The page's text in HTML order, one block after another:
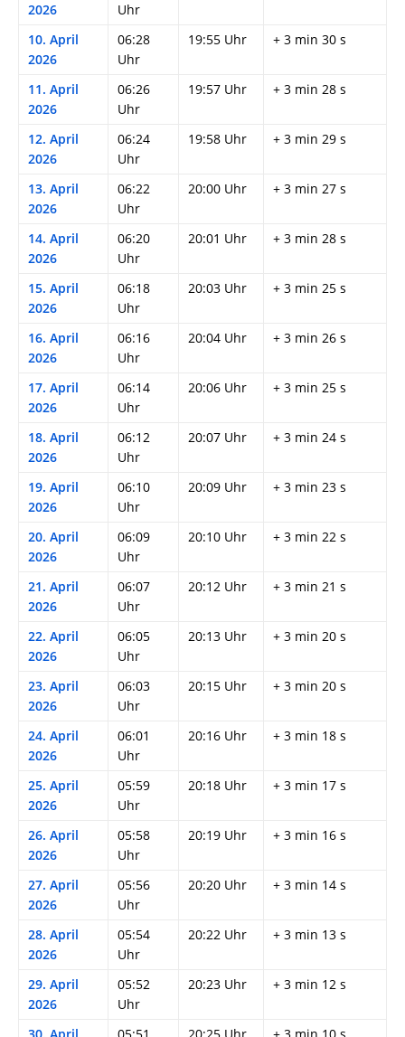
2026
Uhr
10. April
2026
06:28
Uhr
19:55 Uhr + 3 min 30 s
11. April
2026
06:26
Uhr
19:57 Uhr + 3 min 28 s
12. April
2026
06:24
Uhr
19:58 Uhr + 3 min 29 s
13. April
2026
06:22
Uhr
20:00 Uhr + 3 min 27 s
14. April
2026
06:20
Uhr
20:01 Uhr + 3 min 28 s
15. April
2026
06:18
Uhr
20:03 Uhr + 3 min 25 s
16. April
2026
06:16
Uhr
20:04 Uhr + 3 min 26 s
17. April
2026
06:14
Uhr
20:06 Uhr + 3 min 25 s
18. April
2026
06:12
Uhr
20:07 Uhr + 3 min 24 s
19. April
2026
06:10
Uhr
20:09 Uhr + 3 min 23 s
20. April
2026
06:09
Uhr
20:10 Uhr + 3 min 22 s
21. April
2026
06:07
Uhr
20:12 Uhr + 3 min 21 s
22. April
2026
06:05
Uhr
20:13 Uhr + 3 min 20 s
23. April
2026
06:03
Uhr
20:15 Uhr + 3 min 20 s
24. April
2026
06:01
Uhr
20:16 Uhr + 3 min 18 s
25. April
2026
05:59
Uhr
20:18 Uhr + 3 min 17 s
26. April
2026
05:58
Uhr
20:19 Uhr + 3 min 16 s
27. April
2026
05:56
Uhr
20:20 Uhr + 3 min 14 s
28. April
2026
05:54
Uhr
20:22 Uhr + 3 min 13 s
29. April
2026
05:52
Uhr
20:23 Uhr + 3 min 12 s